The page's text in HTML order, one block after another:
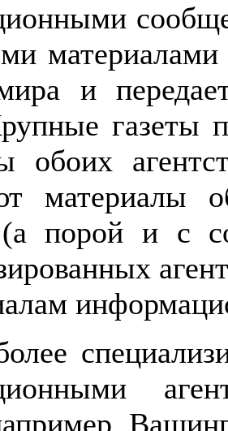
и
газеты
обоих
материалы
порой и с